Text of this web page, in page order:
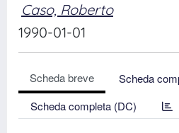
Caso, Roberto
1990-01-01
Scheda breve
Scheda
Scheda completa (DC)